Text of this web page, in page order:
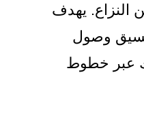
النزاع. يهدف
وصول
عبر خطوط